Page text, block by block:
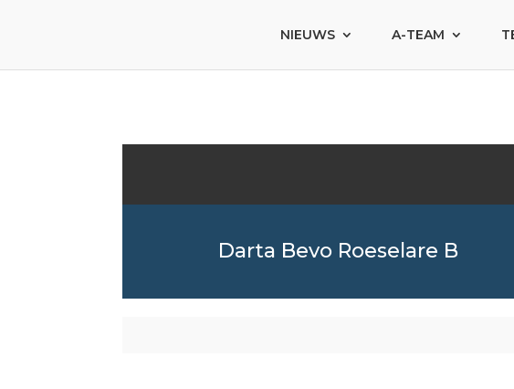
NIEUWS A-TEAM
Darta Bevo Roeselare B